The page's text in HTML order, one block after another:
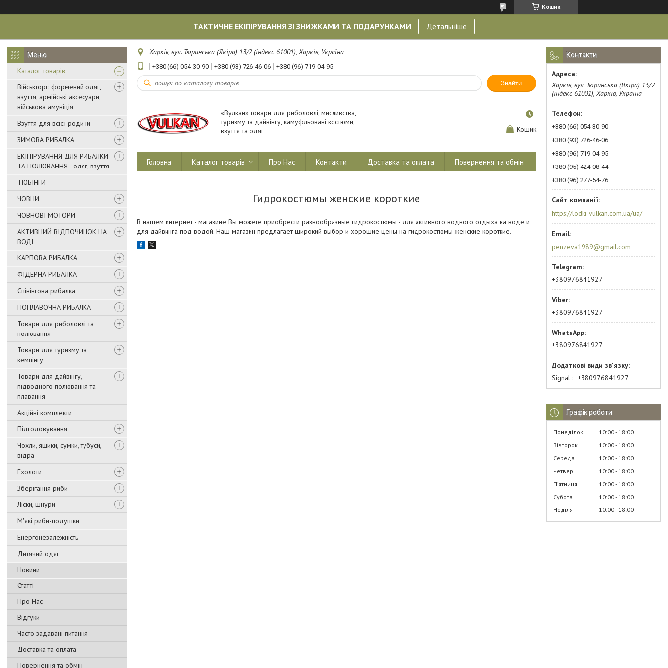
Кошик
ТАКТИЧНЕ ЕКІПІРУВАННЯ ЗІ ЗНИЖКАМИ ТА ПОДАРУНКАМИ Детальніше
Каталог товарів
Військторг: формений одяг,
взуття, армійські аксесуари,
військова амуніція
Взуття для всієї родини
ЗИМОВА РИБАЛКА
ЕКІПІРУВАННЯ ДЛЯ РИБАЛКИ
ТА ПОЛЮВАННЯ - одяг, взуття
ТЮБІНГИ
ЧОВНИ
ЧОВНОВІ МОТОРИ
АКТИВНИЙ ВІДПОЧИНОК НА
ВОДІ
КАРПОВА РИБАЛКА
ФІДЕРНА РИБАЛКА
Спінінгова рибалка
ПОПЛАВОЧНА РИБАЛКА
Товари для риболовлі та
полювання
Товари для туризму та
кемпінгу
Товари для дайвінгу,
підводного полювання та
плавання
Акційні комплекти
Підгодовування
Чохли, ящики, сумки, тубуси,
відра
Ехолоти
Зберігання риби
Ліски, шнури
М'які риби-подушки
Енергонезалежність
Дитячий одяг
Новини
Статті
Про Нас
Відгуки
Часто задавані питання
Доставка та оплата
Повернення та обмін
Харків, вул. Тюринська (Якіра) 13/2 (індекс 61001), Харків, Україна
+380 (66) 054-30-90 +380 (93) 726-46-06 +380 (96) 719-04-95
Знайти
«Вулкан» товари для риболовлі, мисливства,
туризму та дайвінгу, камуфльовані костюми,
взуття та одяг
Кошик
Головна Каталог товарів Про Нас Контакти Доставка та оплата Повернення та обмін
Гидрокостюмы женские короткие
В нашем интернет - магазине Вы можете приобрести разнообразные гидрокостюмы - для активного водного отдыха на воде и
для дайвинга под водой. Наш магазин предлагает широкий выбор и хорошие цены на гидрокостюмы женские короткие.
Контакти
Харків, вул. Тюринська (Якіра) 13/2
(індекс 61001), Харків, Україна
+380 (66) 054-30-90
+380 (93) 726-46-06
+380 (96) 719-04-95
+380 (95) 424-08-44
+380 (96) 277-54-76
https://lodki-vulkan.com.ua/ua/
penzeva1989@gmail.com
+380976841927
+380976841927
+380976841927
Signal +380976841927
Графік роботи
Понеділок 10:00 18:00
Вівторок
10:00 18:00
Середа
10:00 18:00
Четвер
10:00 18:00
Пʼятниця
10:00 18:00
Субота
10:00 18:00
Неділя
10:00 18:00